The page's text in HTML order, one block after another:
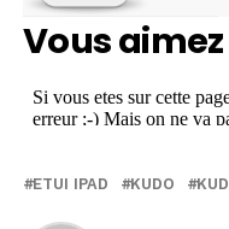
Vous
ETUI IPAD KUDO